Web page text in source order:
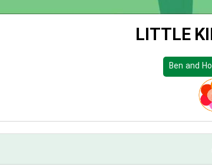
LITTLE
Ben and